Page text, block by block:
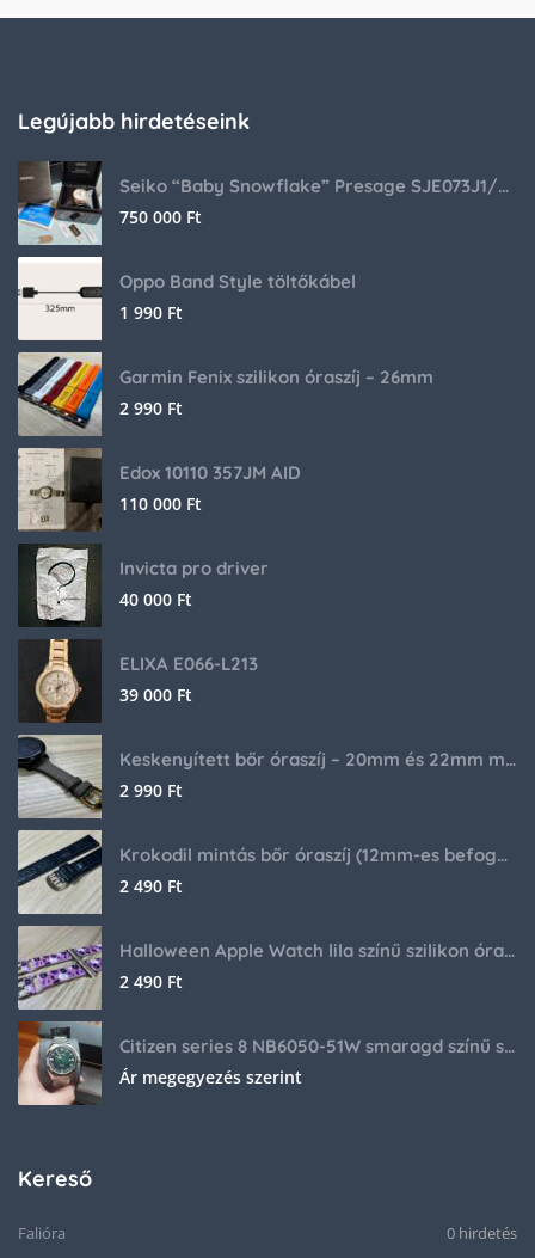
Legújabb hirdetéseink
Seiko “Baby Snowflake” Presage SJE073J1/SARA015 Limited Edition
750 000 Ft
Oppo Band Style töltőkábel
1 990 Ft
Garmin Fenix szilikon óraszíj – 26mm
2 990 Ft
Edox 10110 357JM AID
110 000 Ft
Invicta pro driver
40 000 Ft
ELIXA E066-L213
39 000 Ft
Keskenyített bőr óraszíj – 20mm és 22mm méretben
2 990 Ft
Krokodil mintás bőr óraszíj (12mm-es befogóval rendelkező órához)
2 490 Ft
Halloween Apple Watch lila színű szilikon óraszíj
2 490 Ft
Citizen series 8 NB6050-51W smaragd színű számlappal
Ár megegyezés szerint
Kereső
Falióra 0 hirdetés